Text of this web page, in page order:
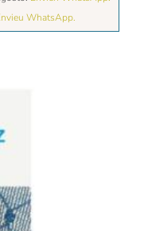
WhatsApp.